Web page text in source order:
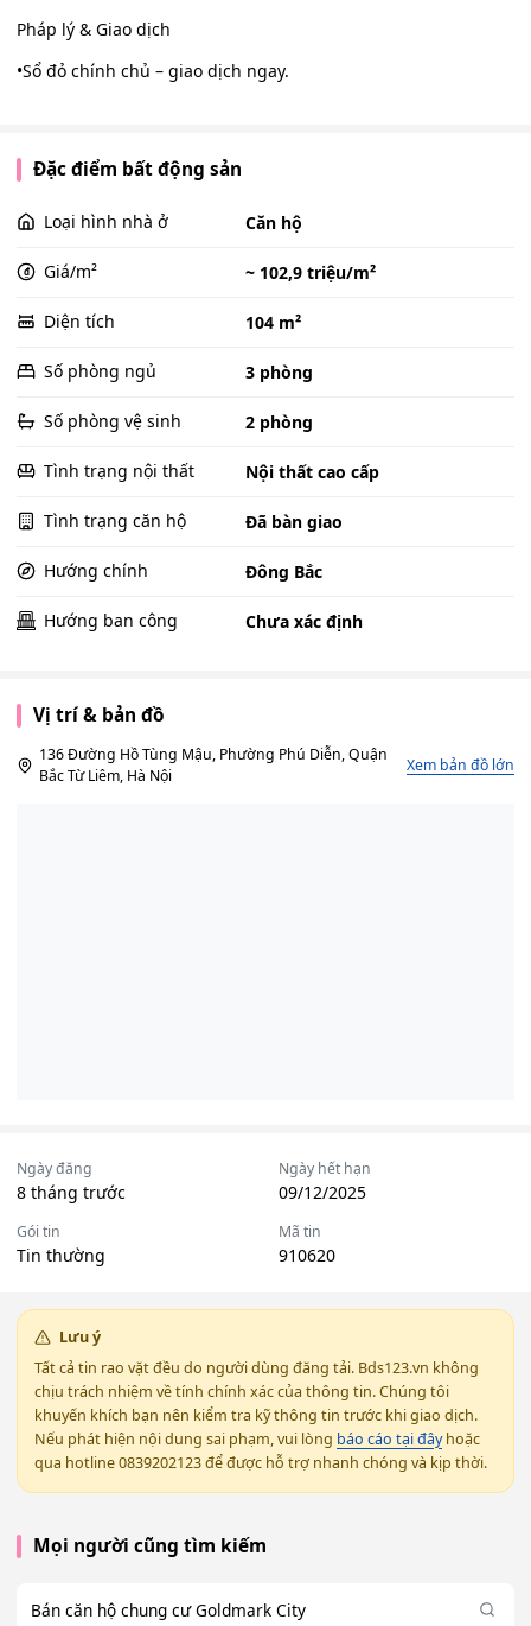
Pháp lý & Giao dịch
•Sổ đỏ chính chủ – giao dịch ngay.
Đặc điểm bất động sản
Loại hình nhà ở Căn hộ
Giá/m² ~ 102,9 triệu/m²
Diện tích 104 m²
Số phòng ngủ 3 phòng
Số phòng vệ sinh 2 phòng
Tình trạng nội thất Nội thất cao cấp
Tình trạng căn hộ Đã bàn giao
Hướng chính Đông Bắc
Hướng ban công Chưa xác định
Vị trí & bản đồ
136 Đường Hồ Tùng Mậu, Phường Phú Diễn, Quận
Bắc Từ Liêm, Hà Nội
Xem bản đồ lớn
Ngày đăng
8 tháng trước
Ngày hết hạn
09/12/2025
Gói tin
Tin thường
Mã tin
910620
Lưu ý
Tất cả tin rao vặt đều do người dùng đăng tải. Bds123.vn không
chịu trách nhiệm về tính chính xác của thông tin. Chúng tôi
khuyến khích bạn nên kiểm tra kỹ thông tin trước khi giao dịch.
Nếu phát hiện nội dung sai phạm, vui lòng báo cáo tại đâyhoặc
qua hotline 0839202123 để được hỗ trợ nhanh chóng và kịp thời.
Mọi người cũng tìm kiếm
Bán căn hộ chung cư Goldmark City